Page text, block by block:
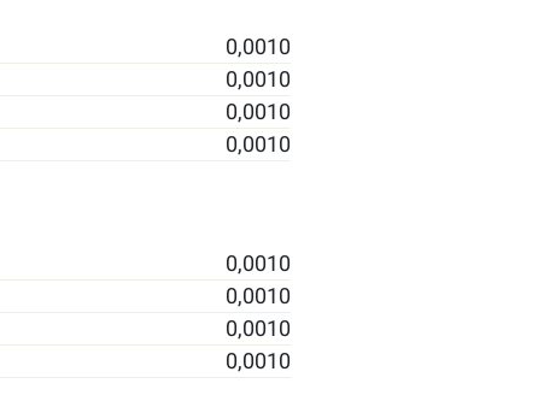
0,0010
0,0010
0,0010
0,0010
0,0010
0,0010
0,0010
0,0010